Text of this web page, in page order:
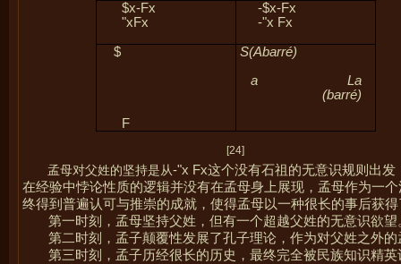
$x-Fx
"xFx
-$x-Fx
-"x Fx
$
F
S(Abarré)
a La
(barré)
[24]
孟母对父姓的坚持是从-"x Fx这个没有石祖的无意识规则出
在经验中悖论性质的逻辑并没有在孟母身上展现，孟母作为一
终得到普遍认可与推崇的成就，使得孟母以一种很长的事后获
第一时刻，孟母坚持父姓，但有一个超越父姓的无意识欲望
第二时刻，孟子颠覆性发展了孔子理论，作为对父姓之外
第三时刻，孟子历经很长的历史，最终完全被民族知识精